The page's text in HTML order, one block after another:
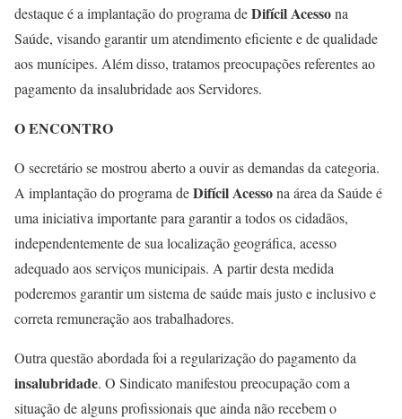
destaque é a implantação do programa deDifícil Acessona
Saúde, visando garantir um atendimento eficiente e de qualidade
aos munícipes. Além disso, tratamos preocupações referentes ao
pagamento da insalubridade aos Servidores.
O ENCONTRO
O secretário se mostrou aberto a ouvir as demandas da categoria.
A implantação do programa deDifícil Acessona área da Saúde é
uma iniciativa importante para garantir a todos os cidadãos,
independentemente de sua localização geográfica, acesso
adequado aos serviços municipais. A partir desta medida
poderemos garantir um sistema de saúde mais justo e inclusivo e
correta remuneração aos trabalhadores.
Outra questão abordada foi a regularização do pagamento da
insalubridade. O Sindicato manifestou preocupação com a
situação de alguns profissionais que ainda não recebem o